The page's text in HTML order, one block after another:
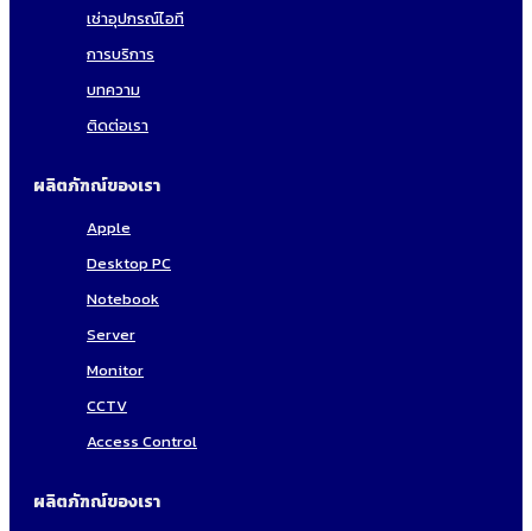
เช่าอุปกรณ์ไอที
การบริการ
บทความ
ติดต่อเรา
ผลิตภัฑณ์ของเรา
Apple
Desktop PC
Notebook
Server
Monitor
CCTV
Access Control
ผลิตภัฑณ์ของเรา